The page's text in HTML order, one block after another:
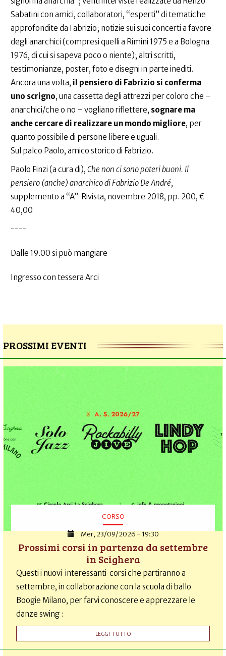
Sabatini con amici, collaboratori, “esperti” di tematiche
approfondite da Fabrizio; notizie sui suoi concerti a favore
degli anarchici (compresi quelli a Rimini 1975 e a Bologna
1976, di cui si sapeva poco o niente); altri scritti,
testimonianze, poster, foto e disegni in parte inediti.
Ancora una volta, il pensiero di Fabrizio si conferma
uno scrigno, una cassetta degli attrezzi per coloro che –
anarchici/che o no – vogliano riflettere, sognare ma
anche cercare di realizzare un mondo migliore, per
quanto possibile di persone libere e uguali.
Sul palco Paolo, amico storico di Fabrizio.
Paolo Finzi (a cura di), Che non ci sono poteri buoni. Il
pensiero (anche) anarchico di Fabrizio De André,
supplemento a “A” Rivista, novembre 2018, pp. 200, €
40,00
----
Dalle 19.00 si può mangiare
Ingresso con tessera Arci
PROSSIMI EVENTI
CORSO
Mer, 23/09/2026 - 19:30
Prossimi corsi in partenza da settembre
in Scighera
Questi i nuovi interessanti corsi che partiranno a
settembre, in collaborazione con la scuola di ballo
Boogie Milano, per farvi conoscere e apprezzare le
danze swing :
LEGGI TUTTO